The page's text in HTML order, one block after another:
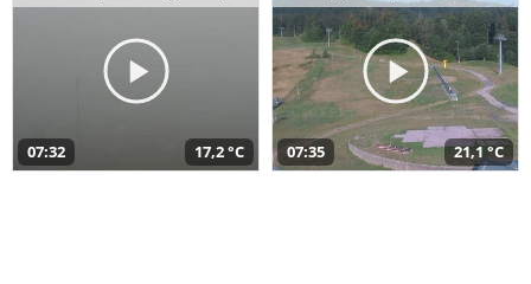
07:32 17,2 °C 07:35 21,1 °C